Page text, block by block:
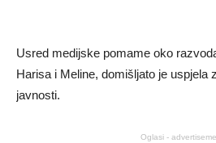
Usred medijske pomame oko
Harisa i Meline, domišljato je uspjela
javnosti.
Oglasi -